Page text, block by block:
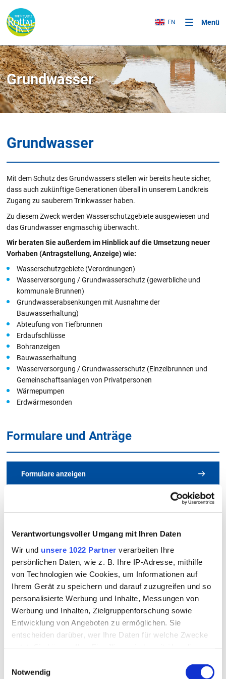
Verantwortungsvoller Umgang mit Ihren Daten
Wir und unsere 1022 Partner verarbeiten Ihre
persönlichen Daten, wie z. B. Ihre IP-Adresse, mithilfe
von Technologien wie Cookies, um Informationen auf
Ihrem Gerät zu speichern und darauf zuzugreifen und so
personalisierte Werbung und Inhalte, Messungen von
Werbung und Inhalten, Zielgruppenforschung sowie
Entwicklung von Angeboten zu ermöglichen. Sie
entscheiden darüber, wer Ihre Daten für welche Zwecke
Trigger Symbol ändern oder widerrufen
Notwendig
EN Menü
Grundwasser
Grundwasser
Mit dem Schutz des Grundwassers stellen wir bereits heute sicher,
dass auch zukünftige Generationen überall in unserem Landkreis
Zugang zu sauberem Trinkwasser haben.
Zu diesem Zweck werden Wasserschutzgebiete ausgewiesen und
das Grundwasser engmaschig überwacht.
Wir beraten Sie außerdem im Hinblick auf die Umsetzung neuer
Vorhaben (Antragstellung, Anzeige) wie:
Wasserschutzgebiete (Verordnungen)
Wasserversorgung / Grundwasserschutz (gewerbliche und
kommunale Brunnen)
Grundwasserabsenkungen mit Ausnahme der
Bauwasserhaltung)
Abteufung von Tiefbrunnen
Erdaufschlüsse
Bohranzeigen
Bauwasserhaltung
Wasserversorgung / Grundwasserschutz (Einzelbrunnen und
Gemeinschaftsanlagen von Privatpersonen
Wärmepumpen
Erdwärmesonden
Formulare und Anträge
Formulare anzeigen
Alle Merkblätter und Formulare
im Überblick
A B C D E F G H I J K
L M N O P Q R S T U V
W
Wasserrecht
Ringstraße 4 - 7
84347 Pfarrkirchen
Telefon
08561/20-319, -349, -364
Telefax
08561/20-353
Jetzt Kontakt aufnehmen